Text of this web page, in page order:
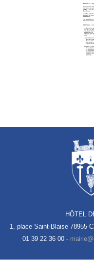
HÔTEL
1, place Saint-Blaise 78955
01 39 22 36 00 -